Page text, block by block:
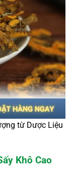
từ Dược Liệu
Khô Cao